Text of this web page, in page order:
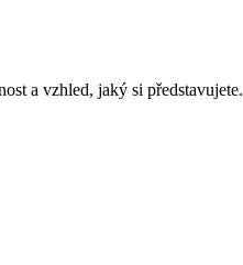
a vzhled, jaký si představujete.